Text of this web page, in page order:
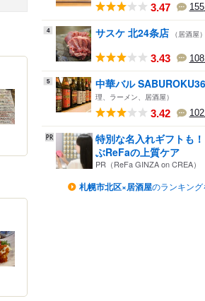
3.47 155
4 サスケ 北24条店 （居酒屋）
3.43 108
5 中華バル
理、ラーメン、居酒屋）
3.42 102
特別な名入れギフトも
ぶReFaの上質ケア
PR（ReFa GINZA on CREA）
札幌市北区×居酒屋のランキン